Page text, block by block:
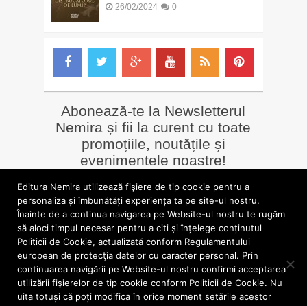
26/02/2024 0
Abonează-te la Newsletterul
Nemira și fii la curent cu toate
promoțiile, noutățile și
evenimentele noastre!
LIBRĂRII online
» Librăria Online Nemira
» Nemi
Alte siteuri
»Nemira Media
» Valentin Nicolau
blog.nemira.ro © 2026. Toate drepturile rezervate.
Editura Nemira utilizează fişiere de tip cookie pentru a
personaliza și îmbunătăți experiența ta pe site-ul nostru.
Înainte de a continua navigarea pe Website-ul nostru te rugăm
să aloci timpul necesar pentru a citi și înțelege conținutul
Politicii de Cookie, actualizată conform Regulamentului
european de protecţia datelor cu caracter personal. Prin
continuarea navigării pe Website-ul nostru confirmi acceptarea
utilizării fişierelor de tip cookie conform Politicii de Cookie. Nu
uita totuși că poți modifica în orice moment setările acestor